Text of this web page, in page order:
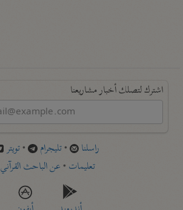
اشترك لتصلك أخبار مشاريعنا
راسلنا •تليجرام •تويتر
تعليمات •عن الباحث القرآني